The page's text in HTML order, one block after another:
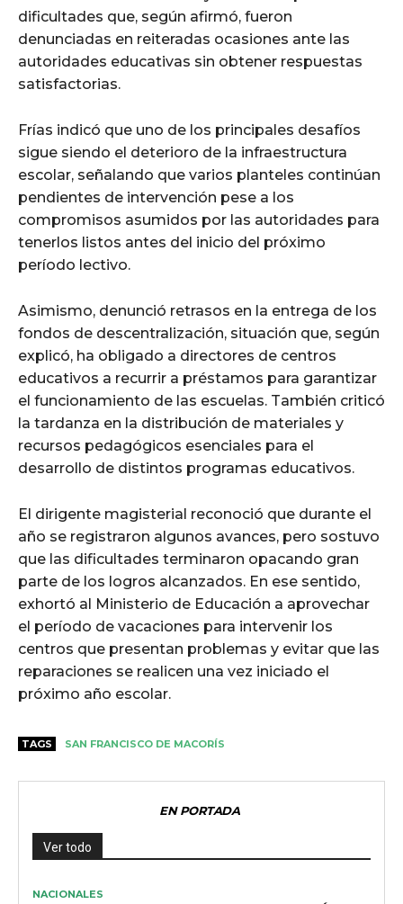
dificultades que, según afirmó, fueron
denunciadas en reiteradas ocasiones ante las
autoridades educativas sin obtener respuestas
satisfactorias.
Frías indicó que uno de los principales desafíos
sigue siendo el deterioro de la infraestructura
escolar, señalando que varios planteles continúan
pendientes de intervención pese a los
compromisos asumidos por las autoridades para
tenerlos listos antes del inicio del próximo
período lectivo.
Asimismo, denunció retrasos en la entrega de los
fondos de descentralización, situación que, según
explicó, ha obligado a directores de centros
educativos a recurrir a préstamos para garantizar
el funcionamiento de las escuelas. También criticó
la tardanza en la distribución de materiales y
recursos pedagógicos esenciales para el
desarrollo de distintos programas educativos.
El dirigente magisterial reconoció que durante el
año se registraron algunos avances, pero sostuvo
que las dificultades terminaron opacando gran
parte de los logros alcanzados. En ese sentido,
exhortó al Ministerio de Educación a aprovechar
el período de vacaciones para intervenir los
centros que presentan problemas y evitar que las
reparaciones se realicen una vez iniciado el
próximo año escolar.
TAGS SAN FRANCISCO DE MACORÍS
EN PORTADA
Ver todo
NACIONALES